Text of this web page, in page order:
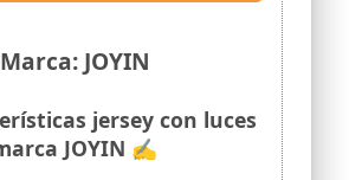
Marca: JOYIN
jersey con luces
JOYIN ✍